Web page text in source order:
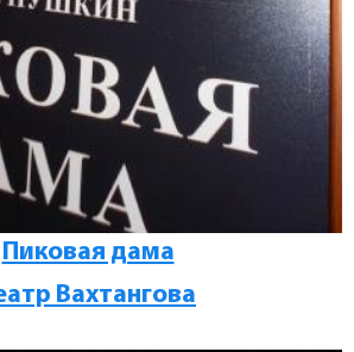
Пиковая дама
Вахтангова